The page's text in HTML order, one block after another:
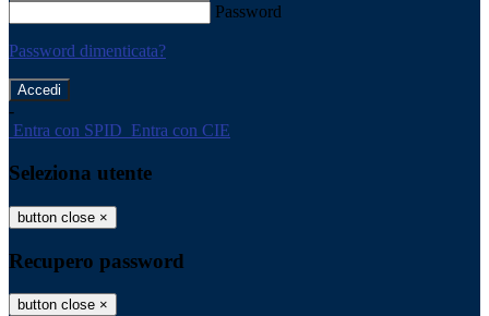
Password
Password dimenticata?
-
Entra con SPID Entra con CIE
Seleziona utente
button close ×
Recupero password
button close ×